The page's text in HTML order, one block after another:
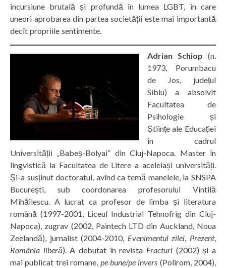
incursiune brutală și profundă în lumea LGBT, în care
uneori aprobarea din partea societății este mai importantă
decît propriile sentimente.
Adrian Schiop (n.
1973, Porumbacu
de Jos, județul
Sibiu) a absolvit
Facultatea de
Psihologie și
Științe ale Educației
în cadrul
Universității „Babeș-Bolyai” din Cluj-Napoca. Master în
lingvistică la Facultatea de Litere a aceleiași universități.
Și-a susținut doctoratul, avînd ca temă manelele, la SNSPA
București, sub coordonarea profesorului Vintilă
Mihăilescu. A lucrat ca profesor de limba și literatura
română (1997-2001, Liceul Industrial Tehnofrig din Cluj-
Napoca), zugrav (2002, Paintech LTD din Auckland, Noua
Zeelandă), jurnalist (2004-2010, Evenimentul zilei, Prezent,
România liberă). A debutat în revista Fracturi (2002) și a
mai publicat trei romane, pe bune/pe invers (Polirom, 2004),